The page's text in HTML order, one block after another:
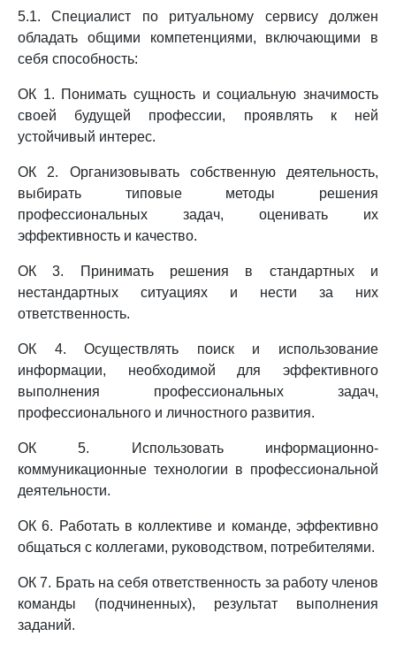
5.1. Специалист по ритуальному сервису должен
обладать общими компетенциями, включающими в
себя способность:
ОК 1. Понимать сущность и социальную значимость
своей будущей профессии, проявлять к ней
устойчивый интерес.
ОК 2. Организовывать собственную деятельность,
выбирать типовые методы решения
профессиональных задач, оценивать их
эффективность и качество.
ОК 3. Принимать решения в стандартных и
нестандартных ситуациях и нести за них
ответственность.
ОК 4. Осуществлять поиск и использование
информации, необходимой для эффективного
выполнения профессиональных задач,
профессионального и личностного развития.
ОК 5. Использовать информационно-
коммуникационные технологии в профессиональной
деятельности.
ОК 6. Работать в коллективе и команде, эффективно
общаться с коллегами, руководством, потребителями.
ОК 7. Брать на себя ответственность за работу членов
команды (подчиненных), результат выполнения
заданий.